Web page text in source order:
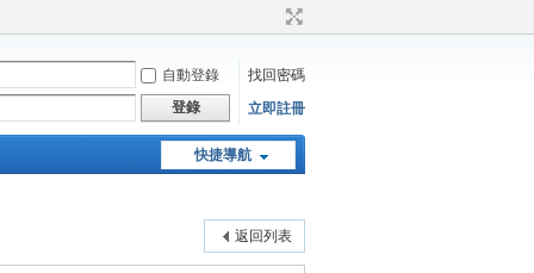
自動登錄
找回密碼
登錄
立即註冊
快捷導航
返回列表